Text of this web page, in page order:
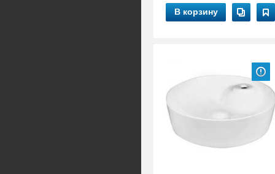
В корзину